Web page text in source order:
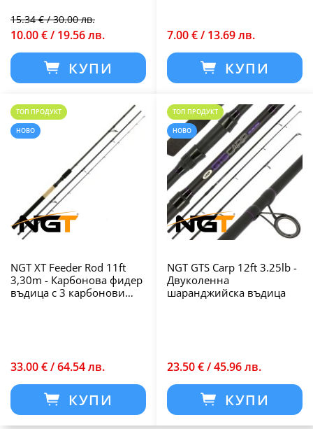
15.34 € / 30.00 лв.
10.00 € / 19.56 лв.
КУПИ
7.00 € / 13.69 лв.
КУПИ
ТОП ПРОДУКТ
НОВО
NGT XT Feeder Rod 11ft
3,30m - Карбонова фидер
въдица с 3 карбонови
33.00 € / 64.54 лв.
КУПИ
ТОП ПРОДУКТ
НОВО
NGT GTS Carp 12ft 3.25lb -
Двуколенна
шаранджийска въдица
23.50 € / 45.96 лв.
КУПИ